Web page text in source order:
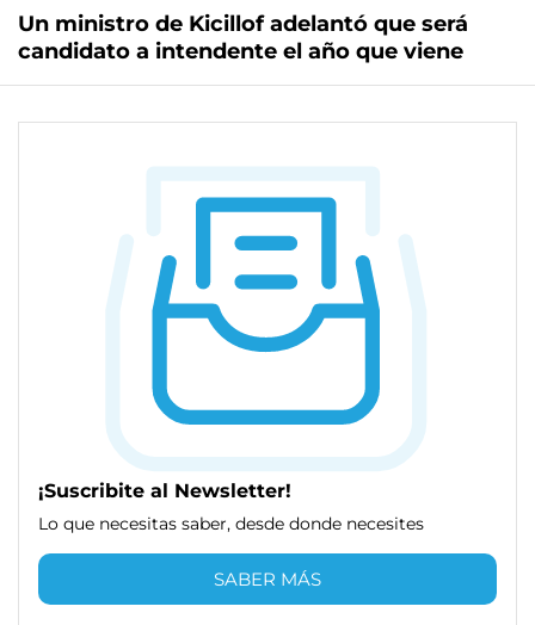
Un ministro de Kicillof adelantó que será
candidato a intendente el año que viene
¡Suscribite al Newsletter!
Lo que necesitas saber, desde donde necesites
SABER MÁS